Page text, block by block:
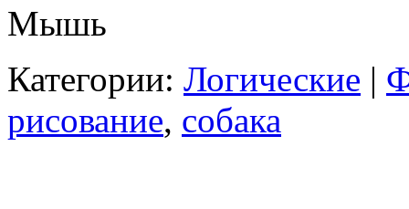
Мышь
Категории: Логические |
рисование, собака